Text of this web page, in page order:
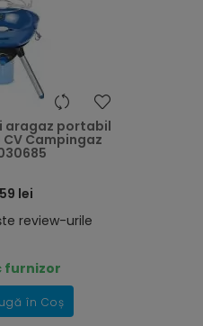
heart
aragaz portabil
Campingaz
lei
review-urile
furnizor
în Coș